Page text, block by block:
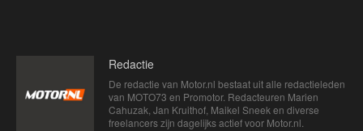
Redactie
De redactie van Motor.nl bestaat uit alle redactieleden
van MOTO73 en Promotor. Redacteuren Marien
Cahuzak, Jan Kruithof, Maikel Sneek en diverse
freelancers zijn dagelijks actief voor Motor.nl.